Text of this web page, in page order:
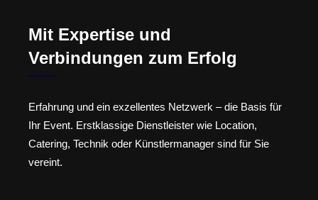
Mit Expertise und
Verbindungen zum Erfolg
Erfahrung und ein exzellentes Netzwerk – die Basis für
Ihr Event. Erstklassige Dienstleister wie Location,
Catering, Technik oder Künstlermanager sind für Sie
vereint.